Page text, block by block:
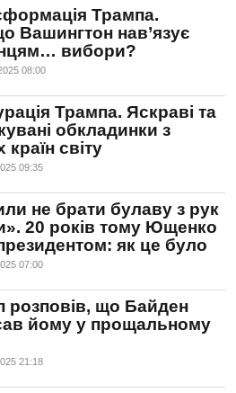
Трампа.
Вашингтон нав’язує
вибори?
08:00
Трампа. Яскраві та
обкладинки з
країн світу
09:35
не брати булаву з рук
20 років тому Ющенко
як це було
07:00
розповів, що Байден
йому у прощальному
21:18